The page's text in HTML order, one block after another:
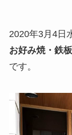
2020年3月4日
お好み焼・鉄
です。